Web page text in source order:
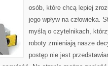
osób, które chcą lepiej
jego wpływ na człowieka.
myślą o czytelnikach,
roboty zmieniają nasze
postęp nie jest